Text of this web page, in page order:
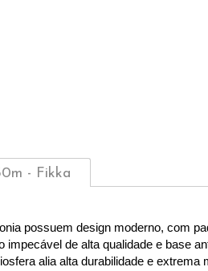
- Fikka
possuem design moderno, com
de alta qualidade e base
alia alta durabilidade e